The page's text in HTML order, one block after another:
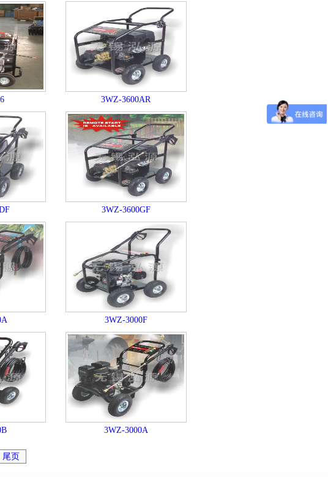
3WZ-3600AR
3WZ-3600GF
3WZ-3000F
3WZ-3000A
尾页